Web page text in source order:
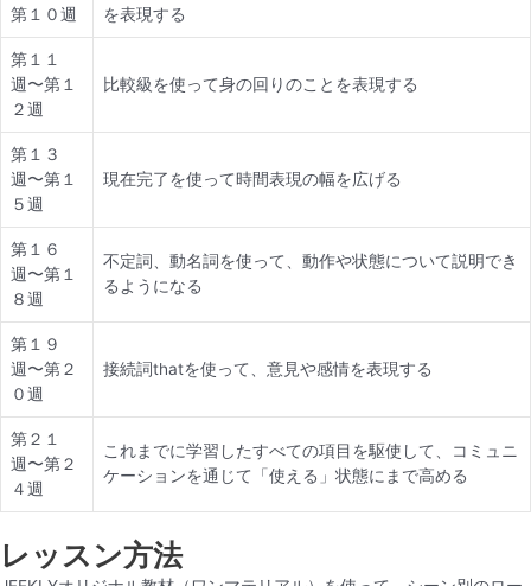
第１０週
を表現する
第１１
週〜第１
２週
比較級を使って身の回りのことを表現する
第１３
週〜第１
５週
現在完了を使って時間表現の幅を広げる
第１６
週〜第１
８週
不定詞、動名詞を使って、動作や状態について説明でき
るようになる
第１９
週〜第２
０週
接続詞thatを使って、意見や感情を表現する
第２１
週〜第２
４週
これまでに学習したすべての項目を駆使して、コミュニ
ケーションを通じて「使える」状態にまで高める
レッスン方法